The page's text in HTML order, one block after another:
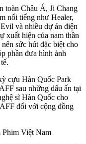
toàn Châu Á, Ji Chang
nổi tiếng như Healer,
và nhiều dự án điện
xuất hiện của nam thần
sức hút đặc biệt cho
phần đưa hình ảnh
cựu Hàn Quốc Park
sau những dấu ấn tại
sĩ Hàn Quốc cho
đối với cộng đồng
Việt Nam